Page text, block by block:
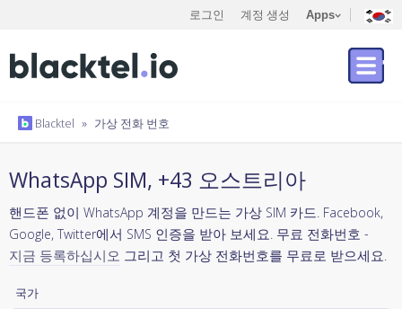
로그인 계정 생성 Apps
Blacktel » 가상 전화 번호
WhatsApp SIM, +43 오스트리아
핸드폰 없이 WhatsApp 계정을 만드는 가상 SIM 카드. Facebook,
Google, Twitter에서 SMS 인증을 받아 보세요. 무료 전화번호 -
지금 등록하십시오 그리고 첫 가상 전화번호를 무료로 받으세요.
국가